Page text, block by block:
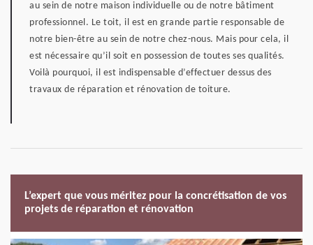
au sein de notre maison individuelle ou de notre bâtiment
professionnel. Le toit, il est en grande partie responsable de
notre bien-être au sein de notre chez-nous. Mais pour cela, il
est nécessaire qu’il soit en possession de toutes ses qualités.
Voilà pourquoi, il est indispensable d’effectuer dessus des
travaux de réparation et rénovation de toiture.
L’expert que vous méritez pour la concrétisation de vos
projets de réparation et rénovation